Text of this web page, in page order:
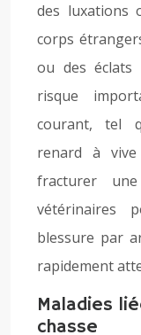
des luxations
corps
ou des éclats
risque
courant, tel
renard à
fracturer
vétérinaires
blessure par
rapidement
Maladies
chasse